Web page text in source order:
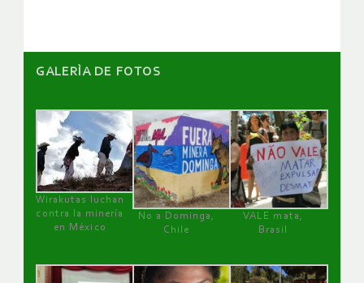
GALERÌA DE FOTOS
Wirakutas luchan
contra la minería
en México
No a Dominga,
Chile
VALE mata,
Brasil